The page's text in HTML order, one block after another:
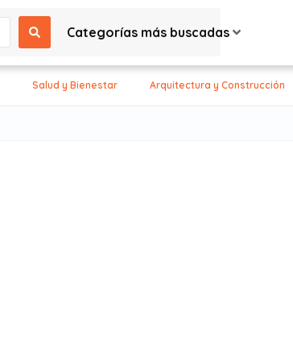
Categorías más buscadas
Salud y Bienestar Arquitectura y Construcción